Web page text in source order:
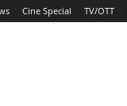
Cine Special TV/OTT